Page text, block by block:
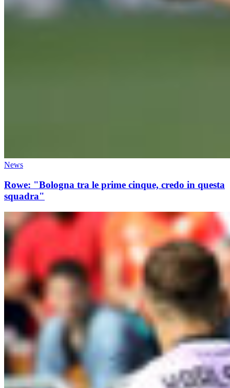
News
Rowe: "Bologna tra le prime cinque, credo in questa
squadra"